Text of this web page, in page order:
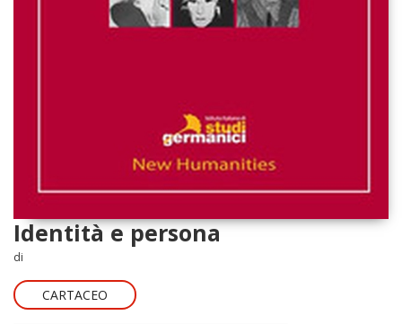
Identità e persona
di
CARTACEO